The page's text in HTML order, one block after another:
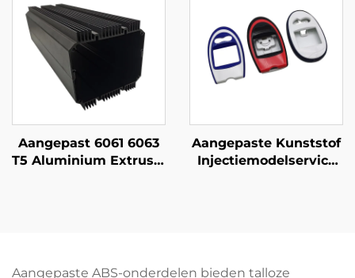
Staal/Aluminium/
onderdelen
Aangepast 6061 6063
T5 Aluminium Extrusie
Aangepaste Kunststof
Injectiemodelservice
Aangepaste ABS-onderdelen bieden talloze